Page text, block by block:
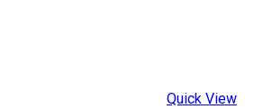
Quick View